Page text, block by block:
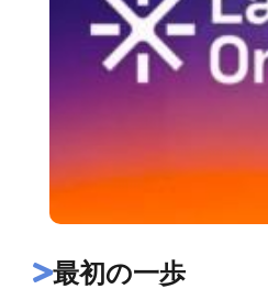
最初の一歩